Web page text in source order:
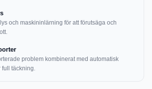
och maskininlärning för att förutsäga och
problem kombinerat med automatisk
full täckning.